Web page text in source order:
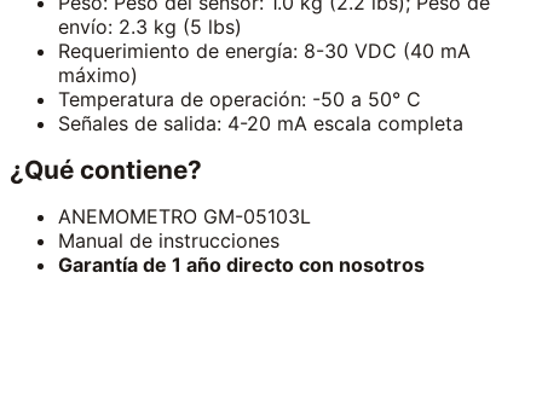
envío: 2.3 kg (5 lbs)
Requerimiento de energía: 8-30 VDC (40 mA
máximo)
Temperatura de operación: -50 a 50° C
Señales de salida: 4-20 mA escala completa
¿Qué contiene?
ANEMOMETRO GM-05103L
Manual de instrucciones
Garantía de 1 año directo con nosotros